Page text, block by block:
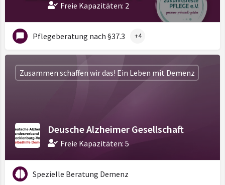
Freie Kapazitäten: 2
Pflegeberatung nach §37.3 +4
Deusche Alzheimer Gesellschaft
Freie Kapazitäten: 5
Zusammen schaffen wir das! Ein Leben mit Demenz
Spezielle Beratung Demenz